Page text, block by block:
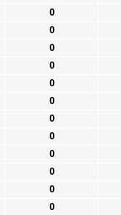
0
0
0
0
0
0
0
0
0
0
0
0